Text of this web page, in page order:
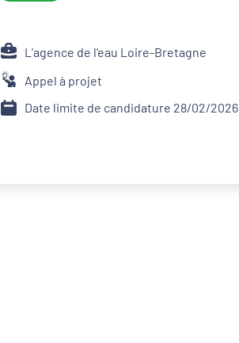
L’agence de l’eau Loire-Bretagne
Appel à projet
Date limite de candidature 28/02/2026